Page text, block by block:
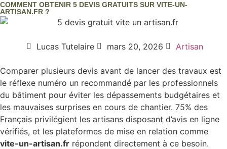
COMMENT OBTENIR 5 DEVIS GRATUITS SUR VITE-UN-
ARTISAN.FR ?
Lucas Tutelaire mars 20, 2026 Artisan
Comparer plusieurs devis avant de lancer des travaux est
le réflexe numéro un recommandé par les professionnels
du bâtiment pour éviter les dépassements budgétaires et
les mauvaises surprises en cours de chantier. 75% des
Français privilégient les artisans disposant d’avis en ligne
vérifiés, et les plateformes de mise en relation comme
vite-un-artisan.fr répondent directement à ce besoin.